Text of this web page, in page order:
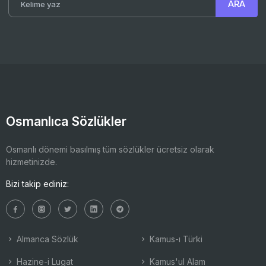
Osmanlıca Sözlükler
Osmanlı dönemi basılmış tüm sözlükler ücretsiz olarak
hizmetinizde.
Bizi takip ediniz:
Almanca Sözlük
Hazine-i Lugat
Kamus-ı Türki
Kamus'ul Alam